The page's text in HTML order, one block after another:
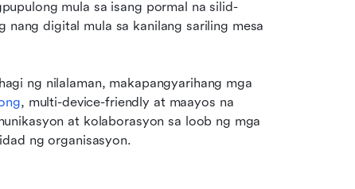
mula sa isang pormal na silid-
digital mula sa kanilang sariling mesa
ng nilalaman, makapangyarihang mga
, multi-device-friendly at maayos na
at kolaborasyon sa loob ng mga
ng organisasyon.